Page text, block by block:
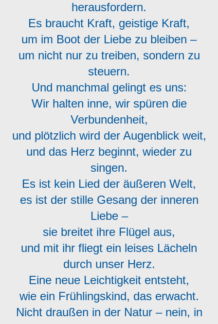
herausfordern.
Es braucht Kraft, geistige Kraft,
um im Boot der Liebe zu bleiben –
um nicht nur zu treiben, sondern zu
steuern.
Und manchmal gelingt es uns:
Wir halten inne, wir spüren die
Verbundenheit,
und plötzlich wird der Augenblick weit,
und das Herz beginnt, wieder zu
singen.
Es ist kein Lied der äußeren Welt,
es ist der stille Gesang der inneren
Liebe –
sie breitet ihre Flügel aus,
und mit ihr fliegt ein leises Lächeln
durch unser Herz.
Eine neue Leichtigkeit entsteht,
wie ein Frühlingskind, das erwacht.
Nicht draußen in der Natur – nein, in